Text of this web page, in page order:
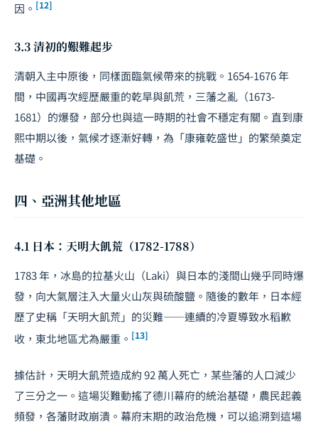
因。 [12]
3.3 清初的艱難起步
清朝入主中原後，同樣面臨氣候帶來的挑戰。1654-1676 年
間，中國再次經歷嚴重的乾旱與飢荒，三藩之亂（1673-
1681）的爆發，部分也與這一時期的社會不穩定有關。直到康
熙中期以後，氣候才逐漸好轉，為「康雍乾盛世」的繁榮奠定
基礎。
四、亞洲其他地區
4.1 日本：天明大飢荒（1782-1788）
1783 年，冰島的拉基火山（Laki）與日本的淺間山幾乎同時爆
發，向大氣層注入大量火山灰與硫酸鹽。隨後的數年，日本經
歷了史稱「天明大飢荒」的災難——連續的冷夏導致水稻歉
收，東北地區尤為嚴重。 [13]
據估計，天明大飢荒造成約 92 萬人死亡，某些藩的人口減少
了三分之一。這場災難動搖了德川幕府的統治基礎，農民起義
頻發，各藩財政崩潰。幕府末期的政治危機，可以追溯到這場